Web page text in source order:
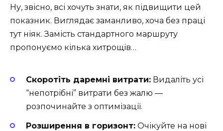
Ну, звісно, всі хочуть знати, як підвищити цей
показник. Виглядає заманливо, хоча без праці
тут ніяк. Замість стандартного маршруту
пропонуємо кілька хитрощів…
Скоротіть даремні витрати: Видаліть усі
“непотрібні” витрати без жалю —
розпочинайте з оптимізації.
Розширення в горизонт: Очікуйте на нові